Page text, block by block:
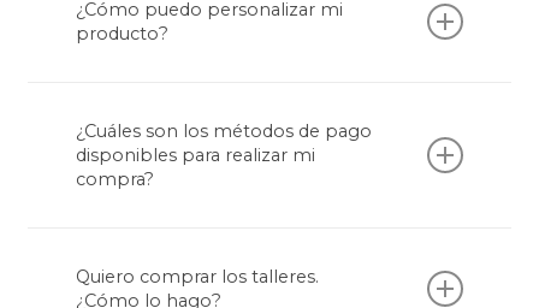
¿Cómo puedo personalizar mi
producto?
felices de asesorarte en la personalización de
tu producto. Puedes elegir colores, estilos o
medidas y lo haremos con todo el amor. EL
¿Cuáles son los métodos de pago
disponibles para realizar mi
compra?
cualquier método de pago de una forma
segura a través de PAYU.
Quiero comprar los talleres.
¿Cómo lo hago?